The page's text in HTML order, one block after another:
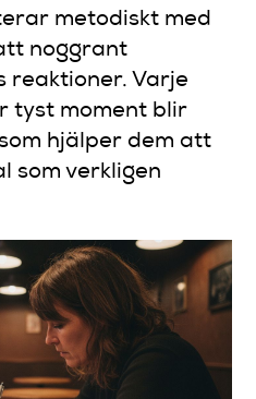
metodiskt med
noggrant
reaktioner. Varje
tyst moment blir
hjälper dem att
som verkligen